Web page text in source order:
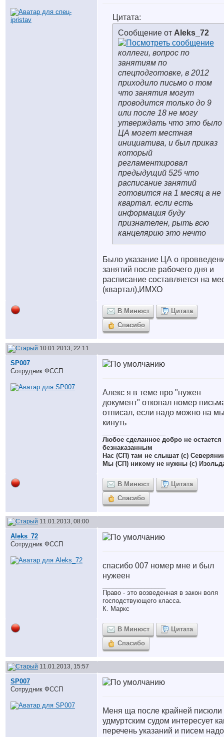
Цитата:
Сообщение от Aleks_72
коллеги, вопрос по
занятиям по
спецподготовке, в 2012
приходило письмо о том
что занятия могут
проводится только до 9
или после 18 не могу
утверждать что это было
ЦА могет местная
инициатива, и был приказ
который
регламентировал
предыдущий 525 что
расписание занятий
готовится на 1 месяц а не
квартал. если есть
информация буду
признателен, рыть всю
канцелярию это нечто
Было указание ЦА о
занятий после рабочего дня и
расписание составляется на
(квартал),ИМХО
В Минюст
Цитата
Спасибо
10.01.2013, 22:11
SP007
Сотрудник ФССП
Алекс я в теме про "нужен
документ" откопал номер
отписал, если надо можно на
кинуть
Любое сделанное добро не остается
безнаказанным
Нас (СП) там не слышат (с)
Мы (СП) никому не нужны (с)
В Минюст
Цитата
Спасибо
11.01.2013, 08:00
Aleks_72
Сотрудник ФССП
спасибо 007 номер мне и был
нужеен
Право - это возведенная в закон воля
господствующего класса.
К. Маркс
В Минюст
Цитата
Спасибо
11.01.2013, 15:57
SP007
Сотрудник ФССП
Меня ща после крайней писюли
удмуртским судом интересует
перечень указаний и писем